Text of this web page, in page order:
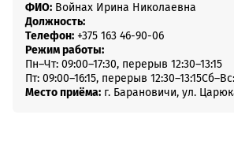
ФИО: Войнах Ирина Николаевна
Должность:
Телефон: +375 163 46-90-06
Режим работы:
Пн–Чт: 09:00–17:30, перерыв 12:30–13:15
Пт: 09:00–16:15, перерыв 12:30–13:15
Место приёма: г. Барановичи, ул.